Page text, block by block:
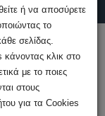
τους
ή να αποσύρετε
το
σελίδας.
κάνοντας κλικ στο
με το ποιες
στους
για τα Cookies